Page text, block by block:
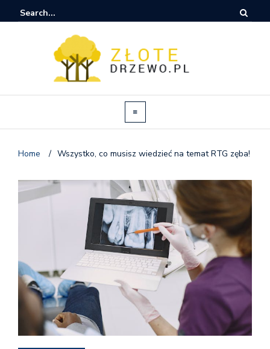
Home / Wszystko, co musisz wiedzieć na temat RTG zęba!